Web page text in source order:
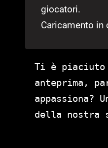
giocatori.
Caricamento in
Ti è piaciuto
anteprima,
della nostra